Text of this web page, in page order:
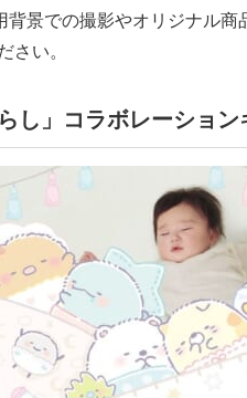
背景での撮影やオリジナル商
さい。
し」コラボレーショ